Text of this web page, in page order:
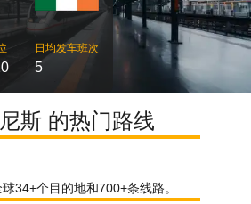
日均发车班次
5
斯 的热门路线
34+个目的地和700+条线路。